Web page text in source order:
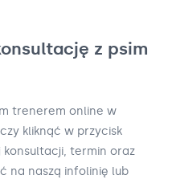
z psim
trenerem online w
kliknąć w przycisk
termin oraz
na naszą infolinię lub